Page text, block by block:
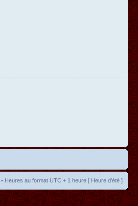
• Heures au format UTC + 1 heure [ Heure d’été ]